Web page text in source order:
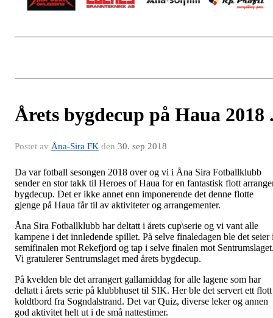
Årets bygdecup på Haua 2018
Postet av Åna-Sira FK den 30. sep 2018
Da var fotball sesongen 2018 over og vi i Åna Sira Fotballklubb
sender en stor takk til Heroes of Haua for en fantastisk flott
bygdecup. Det er ikke annet enn imponerende det denne flotte
gjenge på Haua får til av aktiviteter og arrangementer.
Åna Sira Fotballklubb har deltatt i årets cup\serie og vi vant alle
kampene i det innledende spillet. På selve finaledagen ble det seier
semifinalen mot Rekefjord og tap i selve finalen mot
Vi gratulerer Sentrumslaget med årets bygdecup.
På kvelden ble det arrangert gallamiddag for alle lagene som har
deltatt i årets serie på klubbhuset til SIK. Her ble det servert ett flott
koldtbord fra Sogndalstrand. Det var Quiz, diverse leker og annen
god aktivitet helt ut i de små nattestimer.